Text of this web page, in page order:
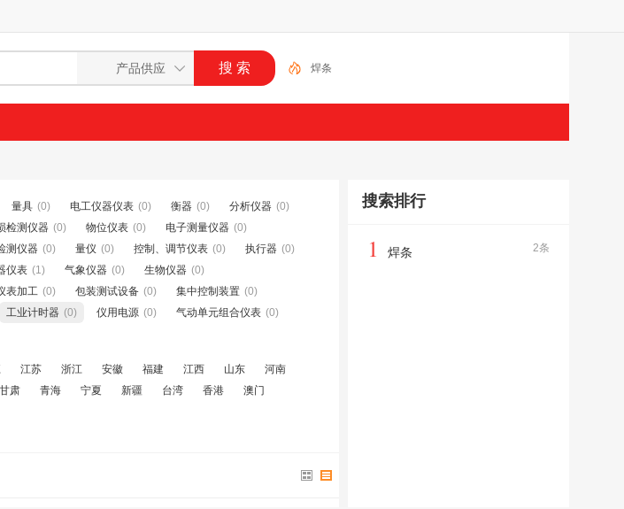
焊条
量具 (0) 电工仪器仪表 (0) 衡器 (0) 分析仪器 (0)
检测仪器 (0) 物位仪表 (0) 电子测量仪器 (0)
测仪器 (0) 量仪 (0) 控制、调节仪表 (0) 执行器 (0)
仪表 (1) 气象仪器 (0) 生物仪器 (0)
表加工 (0) 包装测试设备 (0) 集中控制装置 (0)
工业计时器 (0) 仪用电源 (0) 气动单元组合仪表 (0)
江苏 浙江 安徽 福建 江西 山东
河南
甘肃 青海 宁夏 新疆 台湾 香港 澳门
搜索排行
2条
1 焊条